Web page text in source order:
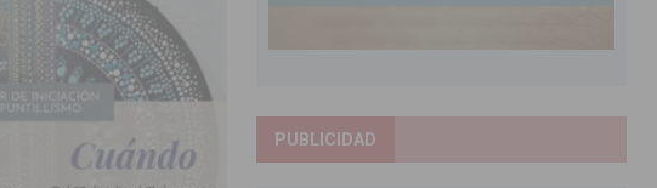
PUBLICIDAD